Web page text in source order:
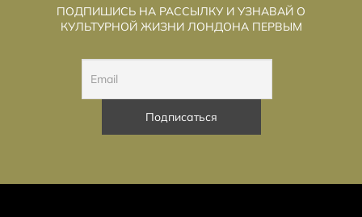
ПОДПИШИСЬ НА РАССЫЛКУ И УЗНАВАЙ О
КУЛЬТУРНОЙ ЖИЗНИ ЛОНДОНА ПЕРВЫМ